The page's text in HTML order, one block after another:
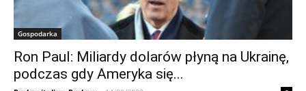
Gospodarka
Ron Paul: Miliardy dolarów płyną na Ukrainę,
podczas gdy Ameryka się...